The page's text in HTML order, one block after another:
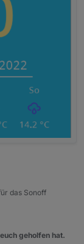
das Sonoff
geholfen hat.